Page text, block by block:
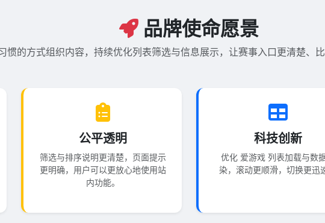
品牌使命愿景
惯的方式组织内容，持续优化列表筛选与信息展示，让赛事入口更清楚、
公平透明
筛选与排序说明更清楚，页面提示
更明确，用户可以更放心地使用站
内功能。
科技创新
优化 爱游戏 列表加载与数
染，滚动更顺滑，切换更迅